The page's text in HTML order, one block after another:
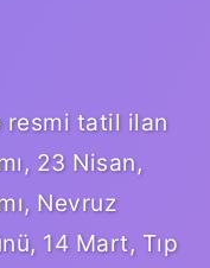
resmi tatil ilan
23 Nisan,
Nevruz
14 Mart, Tıp